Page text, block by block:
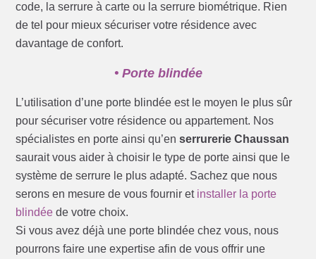
code, la serrure à carte ou la serrure biométrique. Rien
de tel pour mieux sécuriser votre résidence avec
davantage de confort.
• Porte blindée
L’utilisation d’une porte blindée est le moyen le plus sûr
pour sécuriser votre résidence ou appartement. Nos
spécialistes en porte ainsi qu’enserrurerie Chaussan
saurait vous aider à choisir le type de porte ainsi que le
système de serrure le plus adapté. Sachez que nous
serons en mesure de vous fournir et installer la porte
blindée de votre choix.
Si vous avez déjà une porte blindée chez vous, nous
pourrons faire une expertise afin de vous offrir une